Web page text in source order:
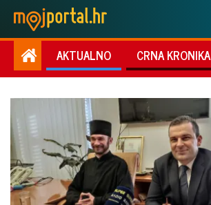
AKTUALNO CRNA KRONIKA